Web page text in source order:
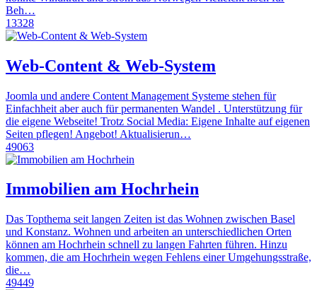
Beh…
13328
Web-Content & Web-System
Joomla und andere Content Management Systeme stehen für
Einfachheit aber auch für permanenten Wandel . Unterstützung für
die eigene Webseite! Trotz Social Media: Eigene Inhalte auf eigenen
Seiten pflegen! Angebot! Aktualisierun…
49063
Immobilien am Hochrhein
Das Topthema seit langen Zeiten ist das Wohnen zwischen Basel
und Konstanz. Wohnen und arbeiten an unterschiedlichen Orten
können am Hochrhein schnell zu langen Fahrten führen. Hinzu
kommen, die am Hochrhein wegen Fehlens einer Umgehungsstraße,
die…
49449